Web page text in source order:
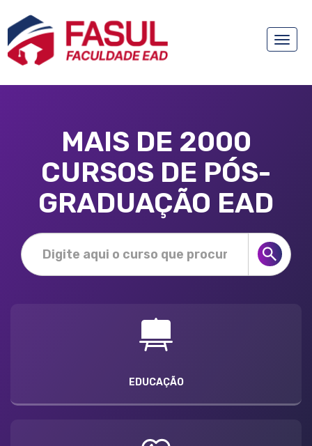
Toggle
MAIS DE 2000
CURSOS DE PÓS-
GRADUAÇÃO EAD
EDUCAÇÃO